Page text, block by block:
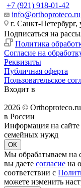
+7 (921) 918-01-42
info@orthoproteco.ru
г. Санкт-
Подписаться на
Политика
Согласие на
Реквизиты
Публичная оферта
Пользовательское
Входит в
2026 ©
в России
Информация на сайте
семейных нужд
ОК
Мы обрабатываем на
вы даете согласие на
соответствии с
можете изменить